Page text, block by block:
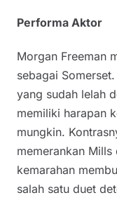
Performa Aktor
Morgan Freeman
sebagai
yang sudah lelah
memiliki harapan
mungkin.
memerankan
kemarahan
salah satu duet